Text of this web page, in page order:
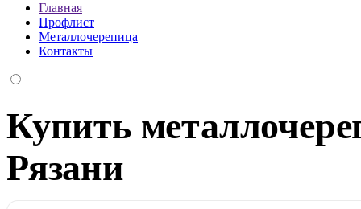
Главная
Профлист
Металлочерепица
Контакты
Купить
Рязани